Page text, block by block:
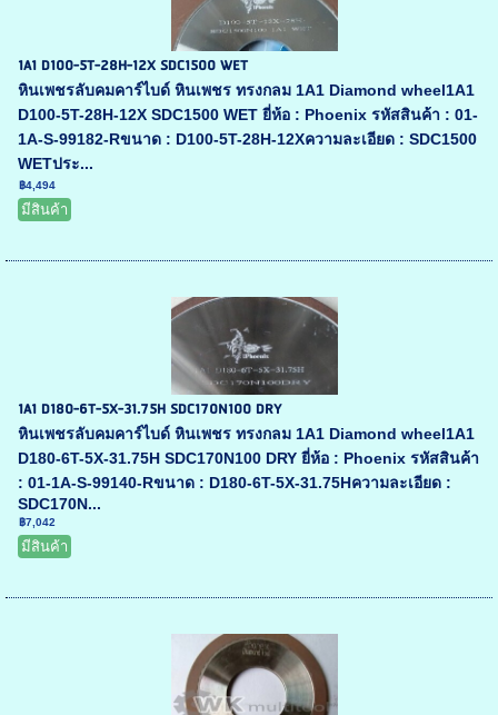
1A1 D100-5T-28H-12X SDC1500 WET
หินเพชรลับคมคาร์ไบด์ หินเพชร ทรงกลม 1A1 Diamond wheel1A1
D100-5T-28H-12X SDC1500 WET ยี่ห้อ : Phoenix รหัสสินค้า : 01-
1A-S-99182-Rขนาด : D100-5T-28H-12Xความละเอียด : SDC1500
WETประ...
฿4,494
มีสินค้า
1A1 D180-6T-5X-31.75H SDC170N100 DRY
หินเพชรลับคมคาร์ไบด์ หินเพชร ทรงกลม 1A1 Diamond wheel1A1
D180-6T-5X-31.75H SDC170N100 DRY ยี่ห้อ : Phoenix รหัสสินค้า
: 01-1A-S-99140-Rขนาด : D180-6T-5X-31.75Hความละเอียด :
SDC170N...
฿7,042
มีสินค้า